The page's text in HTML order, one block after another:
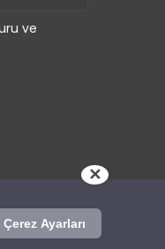
ve
Ayarları
✕